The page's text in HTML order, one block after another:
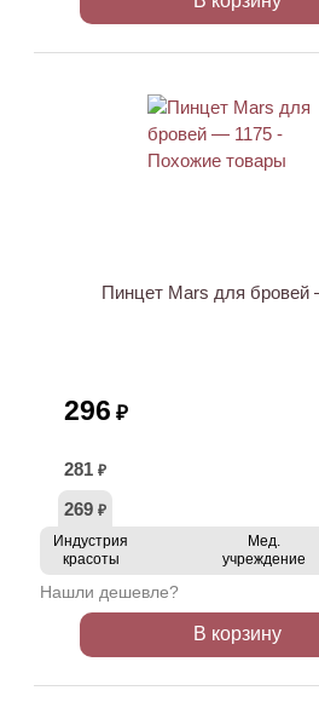
Пинцет Mars для бровей
296 ₽
281 ₽
269 ₽
Индустрия
красоты
Мед.
учреждение
Нашли дешевле?
В корзину